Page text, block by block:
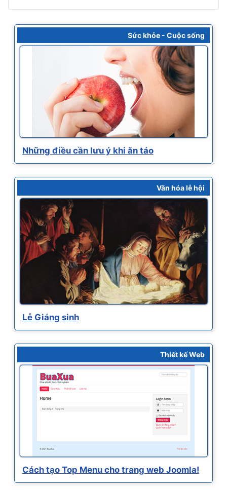
Sức khỏe - Cuộc sống
Những điều cần lưu ý khi ăn táo
Văn hóa lễ hội
Lễ Giáng sinh
Thiết kế Web
Cách tạo Top Menu cho trang web Joomla!